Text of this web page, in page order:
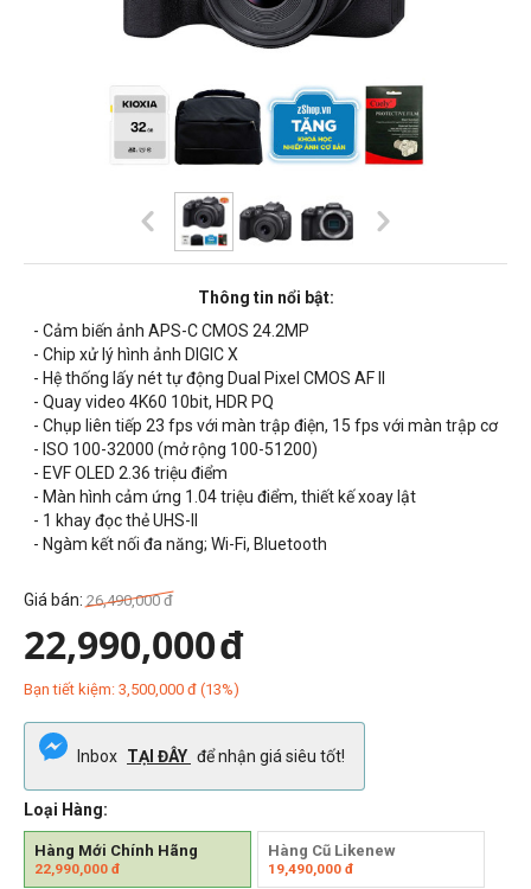
Thông tin nổi bật:
- Cảm biến ảnh APS-C CMOS 24.2MP
- Chip xử lý hình ảnh DIGIC X
- Hệ thống lấy nét tự động Dual Pixel CMOS AF II
- Quay video 4K60 10bit, HDR PQ
- Chụp liên tiếp 23 fps với màn trập điện, 15 fps với màn trập cơ
- ISO 100-32000 (mở rộng 100-51200)
- EVF OLED 2.36 triệu điểm
- Màn hình cảm ứng 1.04 triệu điểm, thiết kế xoay lật
- 1 khay đọc thẻ UHS-II
- Ngàm kết nối đa năng; Wi-Fi, Bluetooth
Giá bán: 26,490,000 đ
22,990,000đ
Bạn tiết kiệm: 3,500,000 đ (13%)
Inbox TẠI ĐÂY để nhận giá siêu tốt!
Loại Hàng:
Hàng Mới Chính Hãng
22,990,000 đ
Hàng Cũ Likenew
19,490,000đ